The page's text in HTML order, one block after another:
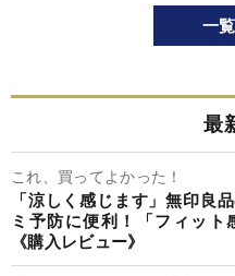
一
最
これ、買ってよかった！
「涼しく感じます」無印良
ミ予防に便利！「フィット
《購入レビュー》